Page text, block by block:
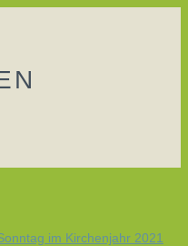
im Kirchenjahr 2021